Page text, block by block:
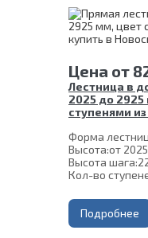
Срок
Цена от
Лестница в
2025 до
ступенями
Форма
Высота:от
Высота шага:
Кол-во
Угол наклона:
Глубина
Ширина
Подробнее